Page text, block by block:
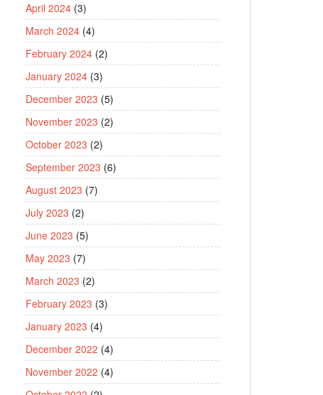
April 2024 (3)
March 2024 (4)
February 2024 (2)
January 2024 (3)
December 2023 (5)
November 2023 (2)
October 2023 (2)
September 2023 (6)
August 2023 (7)
July 2023 (2)
June 2023 (5)
May 2023 (7)
March 2023 (2)
February 2023 (3)
January 2023 (4)
December 2022 (4)
November 2022 (4)